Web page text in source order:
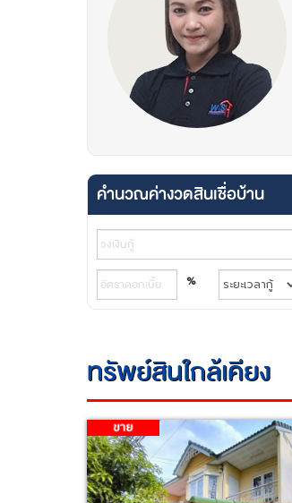
คำนวณค่างวดสินเชื่อบ้าน
%
ทรัพย์สินใกล้เคียง